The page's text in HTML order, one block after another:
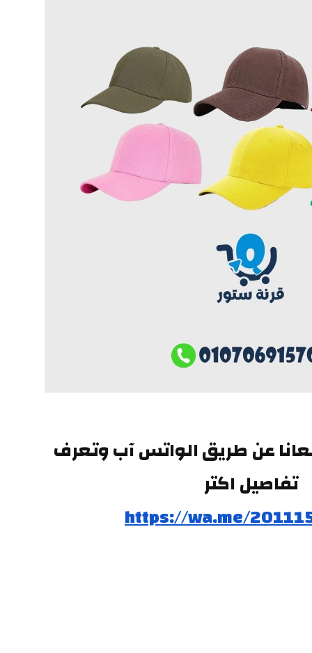
تفاصيل اكتر
https://wa.me/